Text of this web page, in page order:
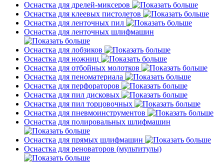
Оснастка для дрелей-миксеров
Оснастка для клеевых пистолетов
Оснастка для ленточных пил
Оснастка для ленточных шлифмашин
Оснастка для лобзиков
Оснастка для ножниц
Оснастка для отбойных молотков
Оснастка для пеноматериала
Оснастка для перфораторов
Оснастка для пил дисковых
Оснастка для пил торцовочных
Оснастка для пневмоинструментов
Оснастка для полировальных шлифмашин
Оснастка для прямых шлифмашин
Оснастка для реноваторов (мультитулы)